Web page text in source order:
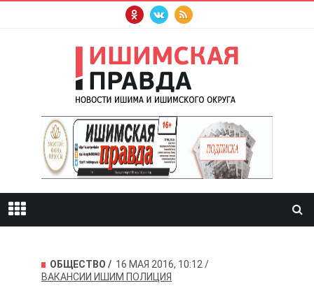
ОБЩЕСТВО
16 МАЯ 2016, 10:12
ВАКАНСИИ ИШИМ ПОЛИЦИЯ